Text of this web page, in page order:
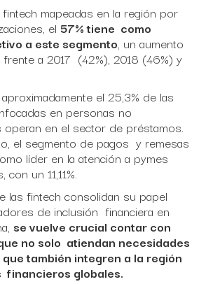
mapeadas en la región por
el 57% tiene como
a este segmento, un aumento
a 2017 (42%), 2018 (46%) y
el 25,3% de las
en personas no
operan en el sector de préstamos.
el segmento de pagos y remesas
líder en la atención a pymes
un 11,11%.
las fintech consolidan su papel
de inclusión financiera en
se vuelve crucial contar con
no solo atiendan necesidades
también integren a la región
financieros globales.